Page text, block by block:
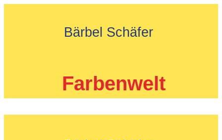
Bärbel Schäfer
Farbenwelt